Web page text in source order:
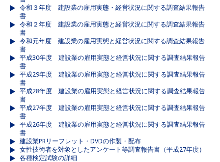
令和３年度 建設業の雇用実態・経営状況に関する調査結果報告
書
令和２年度 建設業の雇用実態と経営状況に関する調査結果報告
書
令和元年度 建設業の雇用実態と経営状況に関する調査結果報告
書
平成30年度 建設業の雇用実態と経営状況に関する調査結果報告
書
平成29年度 建設業の雇用実態と経営状況に関する調査結果報告
書
平成28年度 建設業の雇用実態と経営状況に関する調査結果報告
書
平成27年度 建設業の雇用実態と経営状況に関する調査結果報告
書
平成26年度 建設業の雇用実態と経営状況に関する調査結果報告
書
建設業PRリーフレット・DVDの作製・配布
女性技術者を対象としたアンケート等調査報告書（平成27年度）
各種検定試験の詳細